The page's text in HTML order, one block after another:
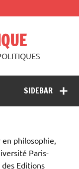
SIDEBAR
philosophie,
Paris-
Editions